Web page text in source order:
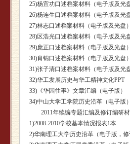
25)杨宜功口述档案材料（电子版及光盘
26)杨连生口述档案材料（电子版及光盘
27)林志口述档案材料（电子版及光盘）
28)区浩光口述档案材料（电子版及光盘
29)庞正口述档案材料（电子版及光盘）
30)肖锦口述档案材料（电子版及光盘）
31)张子清口述档案材料（电子版及光盘
32)华工发展历史与华工精神文化PPT
33)《华园往事》文章汇编（电子版）
34)中山大学工学院历史沿革（电子版）
2011年续编专题汇编及修订编研
1)2008-2010学校基本情况报表1本
2)华南理工大学历史沿革（电子版，修